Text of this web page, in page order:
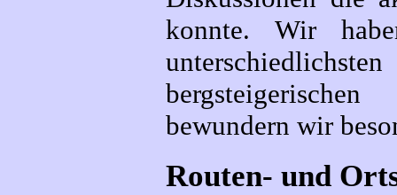
konnte. Wir
bewundern wir
Routen- und